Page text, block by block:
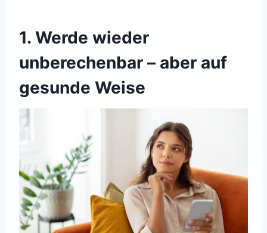
1. Werde wieder
unberechenbar – aber auf
gesunde Weise